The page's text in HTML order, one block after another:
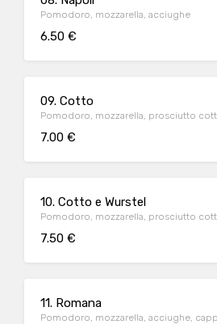
Pomodoro, mozzarella, acciughe
6.50 €
09. Cotto
Pomodoro, mozzarella, prosciutto
7.00 €
10. Cotto e Wurstel
Pomodoro, mozzarella, prosciutto
7.50 €
11. Romana
Pomodoro, mozzarella, acciughe,